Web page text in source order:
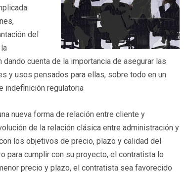
del
cuenta de la importancia de asegurar las
y usos pensados para ellas, sobre todo en un
indefinición regulatoria
nueva forma de relación entre cliente y
de la relación clásica entre administración y
los objetivos de precio, plazo y calidad del
para cumplir con su proyecto, el contratista lo
precio y plazo, el contratista sea favorecido